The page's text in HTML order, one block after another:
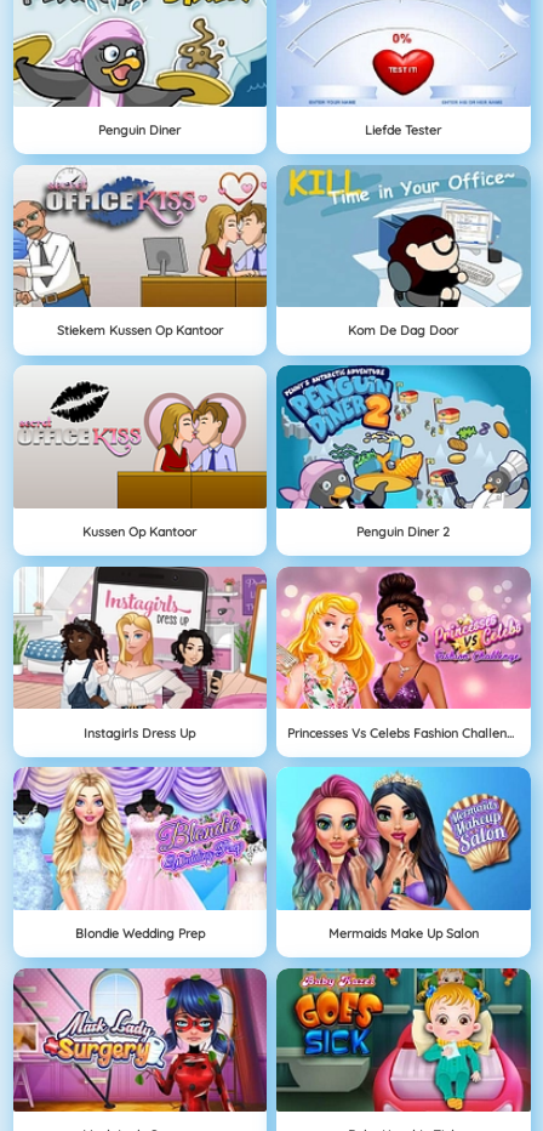
Penguin Diner Liefde Tester
Stiekem Kussen Op Kantoor Kom De Dag Door
Kussen Op Kantoor Penguin Diner 2
Instagirls Dress Up Princesses Vs Celebs Fashion Challenge
Blondie Wedding Prep Mermaids Make Up Salon